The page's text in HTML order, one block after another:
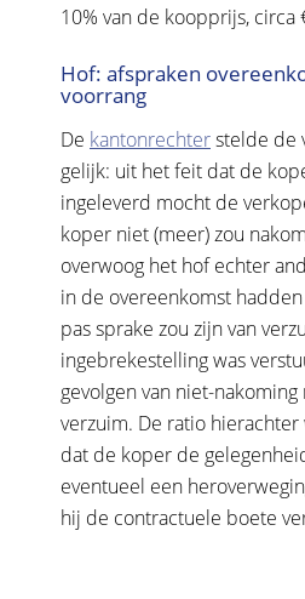
10% van de koopprijs, circa
Hof: afspraken
voorrang
De kantonrechterstelde de
gelijk: uit het feit dat de
ingeleverd mocht de
koper niet (meer) zou
overwoog het hof echter
in de overeenkomst
pas sprake zou zijn van
ingebrekestelling was
gevolgen van niet-
verzuim. De ratio hierachter
dat de koper de
eventueel een
hij de contractuele boete